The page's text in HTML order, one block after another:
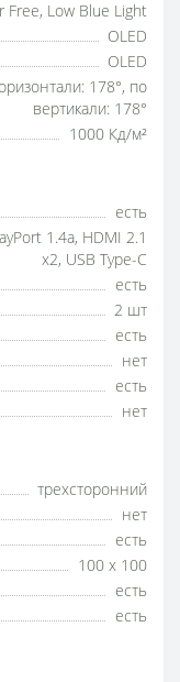
Free, Low Blue Light
OLED
OLED
178°, по
вертикали: 178°
1000 Кд/м²
есть
1.4a, HDMI 2.1
x2, USB Type-C
есть
2 шт
есть
нет
есть
нет
трехсторонний
нет
есть
100 x 100
есть
есть